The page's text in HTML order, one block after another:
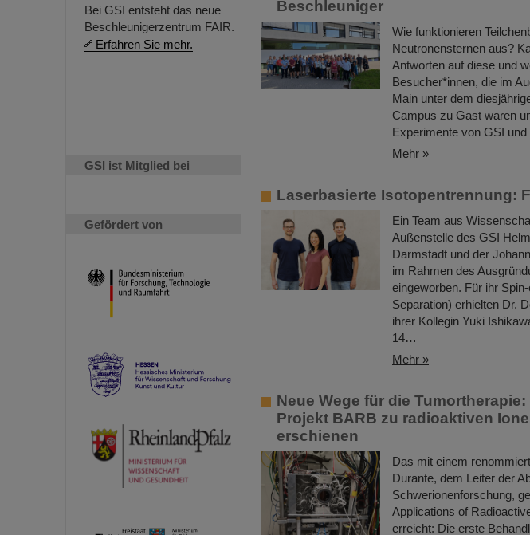
Bei GSI entsteht das neue
Beschleunigerzentrum FAIR.
Erfahren Sie mehr.
GSI ist Mitglied bei
Gefördert von
Beschleuniger
Wie funktionieren
Neutronensternen aus?
Antworten auf diese und
Besucher*innen, die im
Main unter dem
Campus zu Gast waren
Experimente von GSI
Mehr »
Laserbasierte Isotopentrennung:
Ein Team aus
Außenstelle des GSI
Darmstadt und der
im Rahmen des
eingeworben. Für ihr
Separation) erhielten Dr.
ihrer Kollegin Yuki
14…
Mehr »
Neue Wege für die
Projekt BARB zu radioaktiven
erschienen
Das mit einem
Durante, dem Leiter der
Schwerionenforschung,
Applications of
erreicht: Die erste